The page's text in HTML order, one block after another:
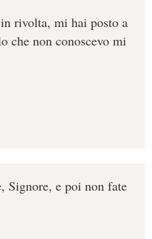
rivolta, mi hai posto a
che non conoscevo mi
Signore, e poi non fate